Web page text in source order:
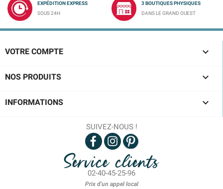
EXPÉDITION EXPRESS
SOUS 24H
3 BOUTIQUES PHYSIQUES
DANS LE GRAND OUEST
VOTRE COMPTE 
NOS PRODUITS 
INFORMATIONS 
SUIVEZ-NOUS !
Service clients
02-40-45-25-96
Prix d'un appel local